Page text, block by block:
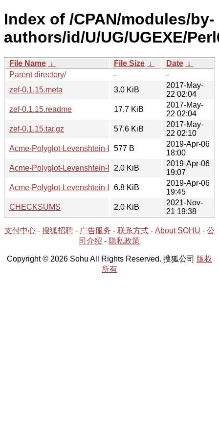
Index of /CPAN/modules/by-
authors/id/U/UG/UGEXE/
File Name ↓ File Size ↓ Date ↓
Parent directory/
-
-
zef-0.1.15.meta
3.0 KiB
2017-May-
22 02:04
zef-0.1.15.readme
17.7 KiB
2017-May-
22 02:04
zef-0.1.15.tar.gz
57.6 KiB
2017-May-
22 02:10
Acme-Polyglot-Levenshtein-Damerau-0.1.meta
577 B
2019-Apr-06
18:00
Acme-Polyglot-Levenshtein-Damerau-0.1.readme
2.0 KiB
2019-Apr-06
19:07
Acme-Polyglot-Levenshtein-Damerau-0.1.tar.gz
6.8 KiB
2019-Apr-06
19:45
CHECKSUMS
2.0 KiB
2021-Nov-
21 19:38
支付中心 - 搜狐招聘 - 广告服务 - 联系方式 - About SOHU - 公
司介绍 - 隐私政策
Copyright © 2026 Sohu All Rights Reserved. 搜狐公司 版权
所有